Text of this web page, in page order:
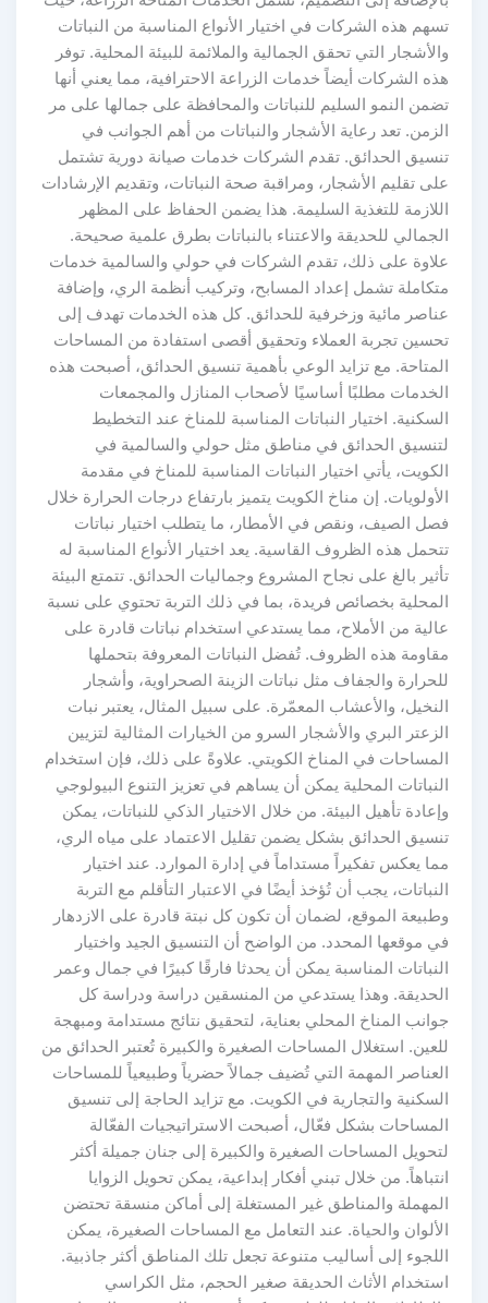
تسهم هذه الشركات في اختيار الأنواع المناسبة من النباتات
والأشجار التي تحقق الجمالية والملائمة للبيئة المحلية. توفر
هذه الشركات أيضاً خدمات الزراعة الاحترافية، مما يعني أنها
تضمن النمو السليم للنباتات والمحافظة على جمالها على مر
الزمن. تعد رعاية الأشجار والنباتات من أهم الجوانب في
تنسيق الحدائق. تقدم الشركات خدمات صيانة دورية تشتمل
على تقليم الأشجار، ومراقبة صحة النباتات، وتقديم الإرشادات
اللازمة للتغذية السليمة. هذا يضمن الحفاظ على المظهر
الجمالي للحديقة والاعتناء بالنباتات بطرق علمية صحيحة.
علاوة على ذلك، تقدم الشركات في حولي والسالمية خدمات
متكاملة تشمل إعداد المسابح، وتركيب أنظمة الري، وإضافة
عناصر مائية وزخرفية للحدائق. كل هذه الخدمات تهدف إلى
تحسين تجربة العملاء وتحقيق أقصى استفادة من المساحات
المتاحة. مع تزايد الوعي بأهمية تنسيق الحدائق، أصبحت هذه
الخدمات مطلبًا أساسيًا لأصحاب المنازل والمجمعات
السكنية. اختيار النباتات المناسبة للمناخ عند التخطيط
لتنسيق الحدائق في مناطق مثل حولي والسالمية في
الكويت، يأتي اختيار النباتات المناسبة للمناخ في مقدمة
الأولويات. إن مناخ الكويت يتميز بارتفاع درجات الحرارة خلال
فصل الصيف، ونقص في الأمطار، ما يتطلب اختيار نباتات
تتحمل هذه الظروف القاسية. يعد اختيار الأنواع المناسبة له
تأثير بالغ على نجاح المشروع وجماليات الحدائق. تتمتع البيئة
المحلية بخصائص فريدة، بما في ذلك التربة تحتوي على نسبة
عالية من الأملاح، مما يستدعي استخدام نباتات قادرة على
مقاومة هذه الظروف. تُفضل النباتات المعروفة بتحملها
للحرارة والجفاف مثل نباتات الزينة الصحراوية، وأشجار
النخيل، والأعشاب المعمّرة. على سبيل المثال، يعتبر نبات
الزعتر البري والأشجار السرو من الخيارات المثالية لتزيين
المساحات في المناخ الكويتي. علاوةً على ذلك، فإن استخدام
النباتات المحلية يمكن أن يساهم في تعزيز التنوع البيولوجي
وإعادة تأهيل البيئة. من خلال الاختيار الذكي للنباتات، يمكن
تنسيق الحدائق بشكل يضمن تقليل الاعتماد على مياه الري،
مما يعكس تفكيراً مستداماً في إدارة الموارد. عند اختيار
النباتات، يجب أن تُؤخذ أيضًا في الاعتبار التأقلم مع التربة
وطبيعة الموقع، لضمان أن تكون كل نبتة قادرة على الازدهار
في موقعها المحدد. من الواضح أن التنسيق الجيد واختيار
النباتات المناسبة يمكن أن يحدثا فارقًا كبيرًا في جمال وعمر
الحديقة. وهذا يستدعي من المنسقين دراسة ودراسة كل
جوانب المناخ المحلي بعناية، لتحقيق نتائج مستدامة ومبهجة
للعين. استغلال المساحات الصغيرة والكبيرة تُعتبر الحدائق من
العناصر المهمة التي تُضيف جمالاً حضرياً وطبيعياً للمساحات
السكنية والتجارية في الكويت. مع تزايد الحاجة إلى تنسيق
المساحات بشكل فعّال، أصبحت الاستراتيجيات الفعّالة
لتحويل المساحات الصغيرة والكبيرة إلى جنان جميلة أكثر
انتباهاً. من خلال تبني أفكار إبداعية، يمكن تحويل الزوايا
المهملة والمناطق غير المستغلة إلى أماكن منسقة تحتضن
الألوان والحياة. عند التعامل مع المساحات الصغيرة، يمكن
اللجوء إلى أساليب متنوعة تجعل تلك المناطق أكثر جاذبية.
استخدام الأثاث الحديقة صغير الحجم، مثل الكراسي